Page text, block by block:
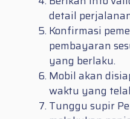
detail
Konfirmasi
pembayaran
yang berlaku.
Mobil akan
waktu yang
Tunggu supir